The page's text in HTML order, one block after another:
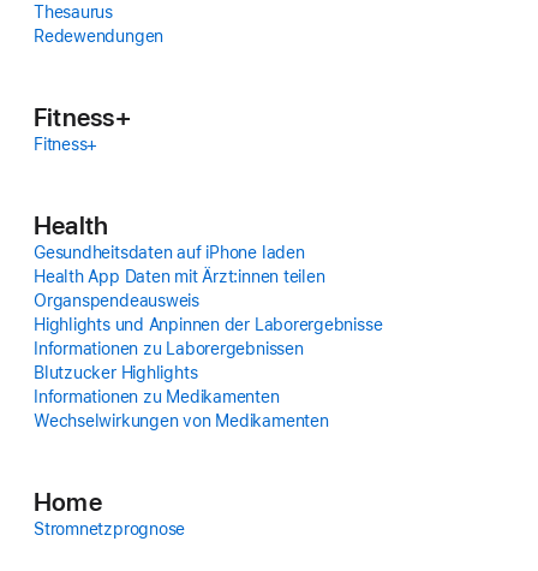
Thesaurus
Rede­wendungen
Fitness+
Fitness+
Health
Gesund­heitsdaten auf iPhone laden
Health App Daten mit Ärzt:innen teilen
Organ­spendeausweis
High­lights und Anpinnen der Labor­ergebnisse
Infor­ma­tionen zu Labor­ergebnissen
Blut­zucker High­lights
Infor­ma­tionen zu Medi­ka­menten
Wechsel­wirkungen von Medi­ka­menten
Home
Strom­netz­prognose